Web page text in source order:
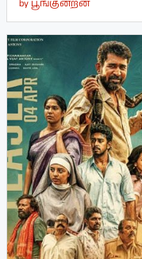
by பூங்குன்றன்